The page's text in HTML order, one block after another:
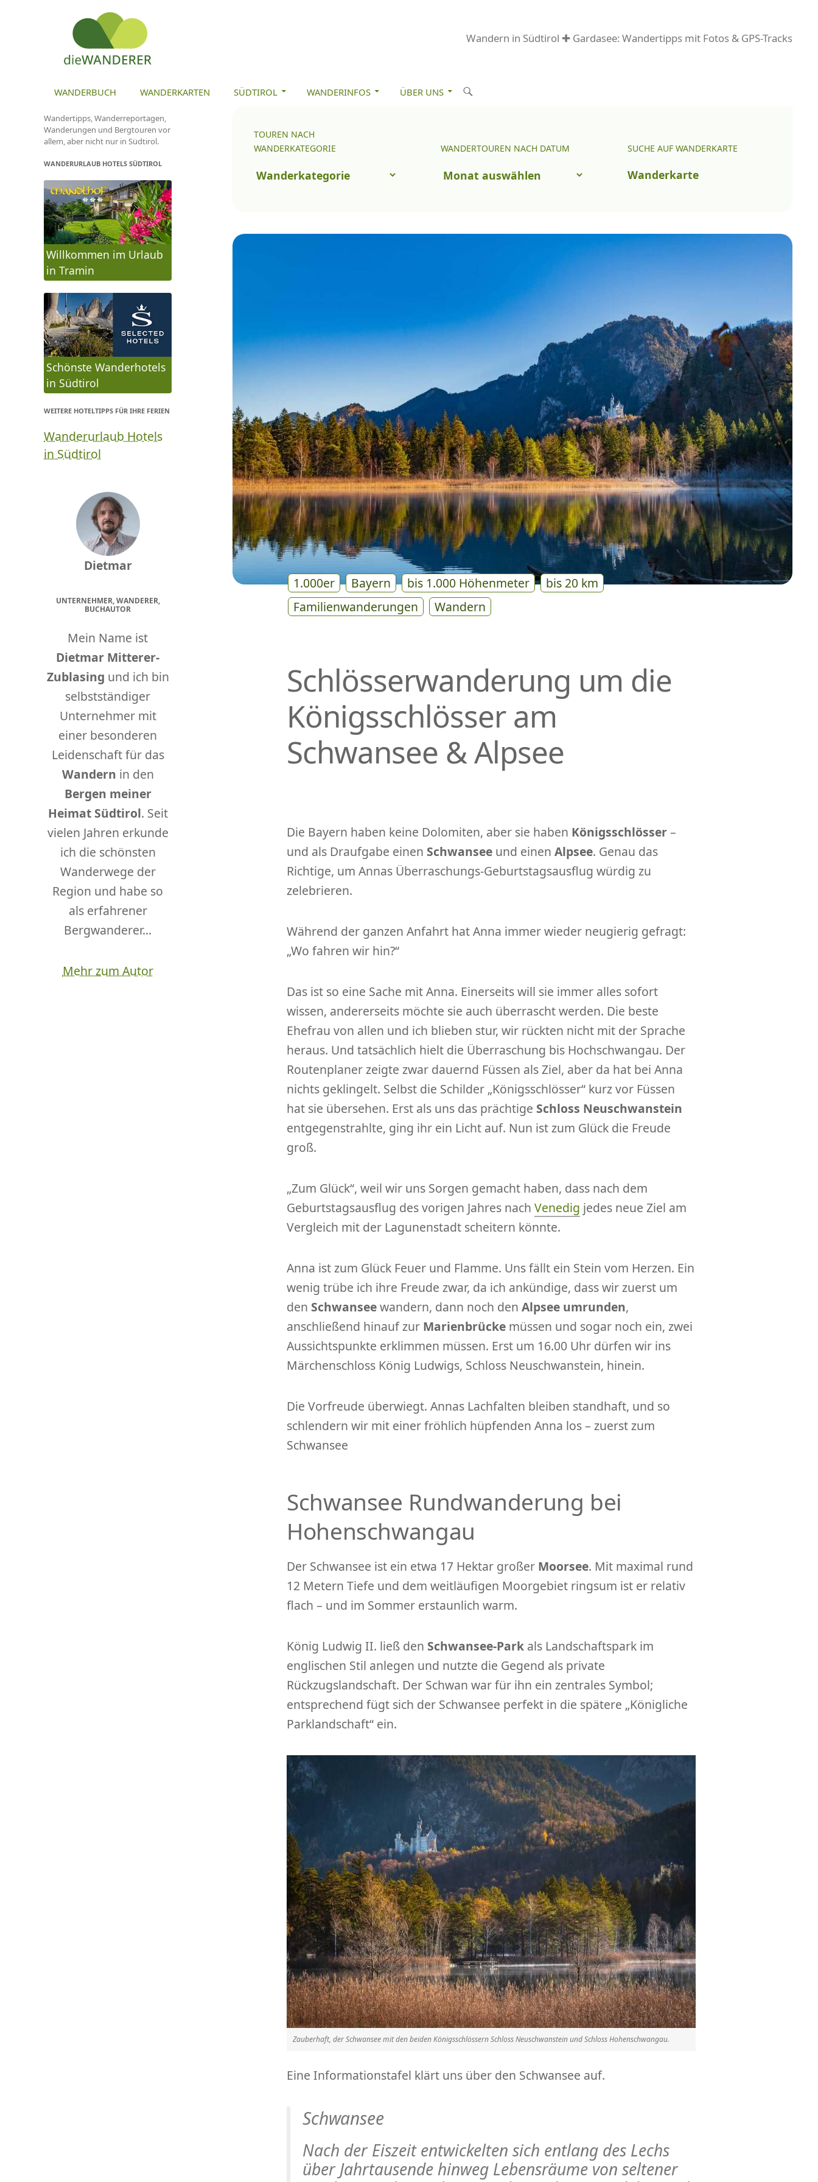
Wandern in Südtirol ✚ Gardasee: Wandertipps mit Fotos & GPS-Tracks
S
h
n
WANDERBUCH WANDERKARTEN SÜDTIROL WANDERINFOS ÜBER UNS
TOUREN NACH
WANDERKATEGORIE
Touren
WANDERTOUREN NACH DATUM
nach
Datum
SUCHE AUF WANDERKARTE
Wanderkarte
1.000er Bayern bis 1.000 Höhenmeter
bis 20 km
Familienwanderungen
Wandern
Schlösserwanderung um die
Königsschlösser am
Schwansee & Alpsee
Die Bayern haben keine Dolomiten, aber sie haben Königsschlösser–
und als Draufgabe einen Schwansee und einen Alpsee. Genau das
Richtige, um Annas Überraschungs-Geburtstagsausflug würdig zu
zelebrieren.
Während der ganzen Anfahrt hat Anna immer wieder neugierig gefragt:
„Wo fahren wir hin?“
Das ist so eine Sache mit Anna. Einerseits will sie immer alles sofort
wissen, andererseits möchte sie auch überrascht werden. Die beste
Ehefrau von allen und ich blieben stur, wir rückten nicht mit der Sprache
heraus. Und tatsächlich hielt die Überraschung bis Hochschwangau. Der
Routenplaner zeigte zwar dauernd Füssen als Ziel, aber da hat bei Anna
nichts geklingelt. Selbst die Schilder „Königsschlösser“ kurz vor Füssen
hat sie übersehen. Erst als uns das prächtige Schloss Neuschwanstein
entgegenstrahlte, ging ihr ein Licht auf. Nun ist zum Glück die Freude
groß.
„Zum Glück“, weil wir uns Sorgen gemacht haben, dass nach dem
Geburtstagsausflug des vorigen Jahres nach Venedig jedes neue Ziel am
Vergleich mit der Lagunenstadt scheitern könnte.
Anna ist zum Glück Feuer und Flamme. Uns fällt ein Stein vom Herzen. Ein
wenig trübe ich ihre Freude zwar, da ich ankündige, dass wir zuerst um
den Schwanseewandern, dann noch den Alpsee umrunden,
anschließend hinauf zur Marienbrücke müssen und sogar noch ein, zwei
Aussichtspunkte erklimmen müssen. Erst um 16.00 Uhr dürfen wir ins
Märchenschloss König Ludwigs, Schloss Neuschwanstein, hinein.
Die Vorfreude überwiegt. Annas Lachfalten bleiben standhaft, und so
schlendern wir mit einer fröhlich hüpfenden Anna los – zuerst zum
Schwansee
Schwansee Rundwanderung bei
Hohenschwangau
Der Schwansee ist ein etwa 17 Hektar großer Moorsee. Mit maximal rund
12 Metern Tiefe und dem weitläufigen Moorgebiet ringsum ist er relativ
flach – und im Sommer erstaunlich warm.
König Ludwig II. ließ den Schwansee-Park als Landschaftspark im
englischen Stil anlegen und nutzte die Gegend als private
Rückzugslandschaft. Der Schwan war für ihn ein zentrales Symbol;
entsprechend fügt sich der Schwansee perfekt in die spätere „Königliche
Parklandschaft“ ein.
Zauberhaft, der Schwansee mit den beiden Königsschlössern Schloss Neuschwanstein und Schloss Hohenschwangau.
Eine Informationstafel klärt uns über den Schwansee auf.
Schwansee
Nach der Eiszeit entwickelten sich entlang des Lechs
über Jahrtausende hinweg Lebensräume von seltener
Wandertipps, Wanderreportagen,
Wanderungen und Bergtouren vor
allem, aber nicht nur in Südtirol.
WANDERURLAUB HOTELS SÜDTIROL
Willkommen im Urlaub
in Tramin
Schönste Wanderhotels
in Südtirol
WEITERE HOTELTIPPS FÜR IHRE FERIEN
Wanderurlaub Hotels
in Südtirol
Dietmar
UNTERNEHMER, WANDERER,
BUCHAUTOR
Mein Name ist
Dietmar Mitterer-
Zublasing und ich bin
selbstständiger
Unternehmer mit
einer besonderen
Leidenschaft für das
Wandern in den
Bergen meiner
Heimat Südtirol. Seit
vielen Jahren erkunde
ich die schönsten
Wanderwege der
Region und habe so
als erfahrener
Bergwanderer...
Mehr zum Autor